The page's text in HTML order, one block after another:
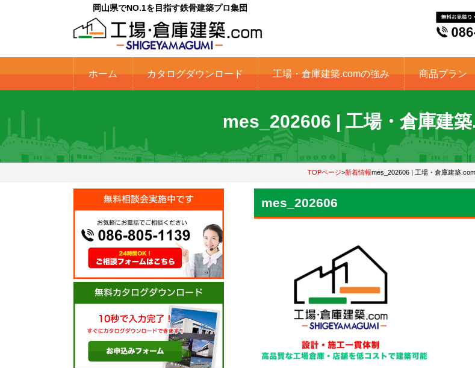
岡山県でNO.1を目指す鉄骨建築プロ集団
ホーム カタログダウンロード 工場・倉庫建築.comの強み 商品プラン
mes_202606 | 工場・倉庫建
TOPページ>新着情報mes_202606 | 工場・倉庫建築
mes_202606